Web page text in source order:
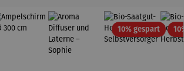
10% gespartRabatt